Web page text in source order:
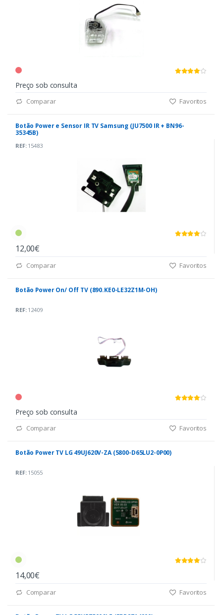
Preço sob consulta
Comparar Favoritos
Botão Power e Sensor IR TV Samsung (JU7500 IR + BN96-
35345B)
REF:15483
12,00€
Comparar Favoritos
Botão Power On/ Off TV (890.KE0-LE32Z1M-OH)
REF:12409
Preço sob consulta
Comparar Favoritos
Botão Power TV LG 49UJ620V-ZA (5800-D65LU2-0P00)
REF:15055
14,00€
Comparar Favoritos